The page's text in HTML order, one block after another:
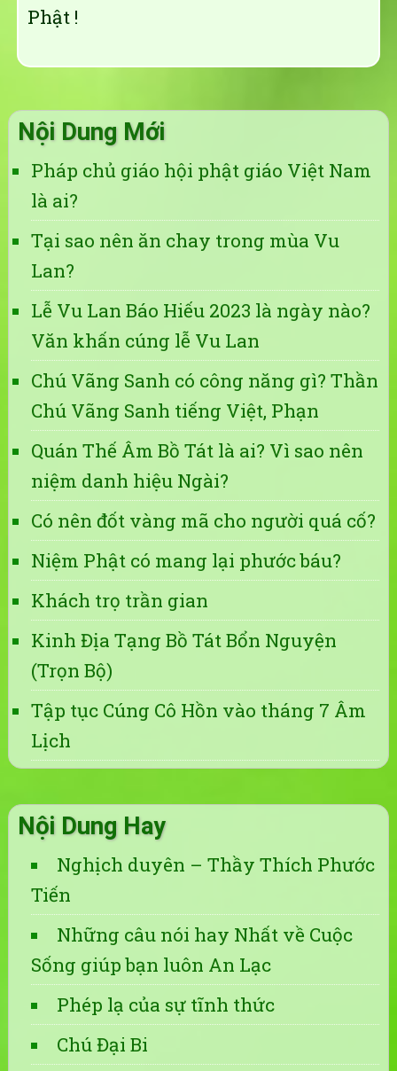
Phật !
Nội Dung Mới
Pháp chủ giáo hội phật giáo Việt Nam
là ai?
Tại sao nên ăn chay trong mùa Vu
Lan?
Lễ Vu Lan Báo Hiếu 2023 là ngày nào?
Văn khấn cúng lễ Vu Lan
Chú Vãng Sanh có công năng gì? Thần
Chú Vãng Sanh tiếng Việt, Phạn
Quán Thế Âm Bồ Tát là ai? Vì sao nên
niệm danh hiệu Ngài?
Có nên đốt vàng mã cho người quá cố?
Niệm Phật có mang lại phước báu?
Khách trọ trần gian
Kinh Địa Tạng Bồ Tát Bổn Nguyện
(Trọn Bộ)
Tập tục Cúng Cô Hồn vào tháng 7 Âm
Lịch
Nội Dung Hay
Nghịch duyên – Thầy Thích Phước
Tiến
Những câu nói hay Nhất về Cuộc
Sống giúp bạn luôn An Lạc
Phép lạ của sự tĩnh thức
Chú Đại Bi